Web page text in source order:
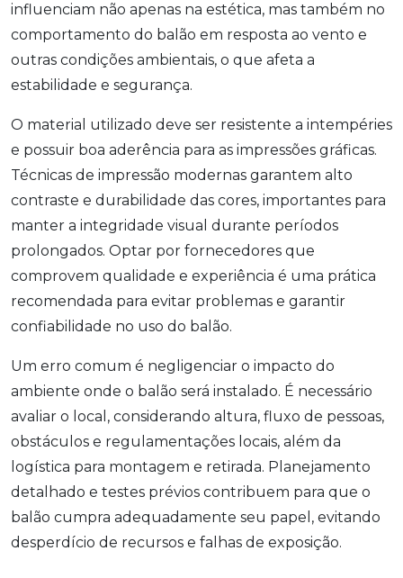
influenciam não apenas na estética, mas também no
comportamento do balão em resposta ao vento e
outras condições ambientais, o que afeta a
estabilidade e segurança.
O material utilizado deve ser resistente a intempéries
e possuir boa aderência para as impressões gráficas.
Técnicas de impressão modernas garantem alto
contraste e durabilidade das cores, importantes para
manter a integridade visual durante períodos
prolongados. Optar por fornecedores que
comprovem qualidade e experiência é uma prática
recomendada para evitar problemas e garantir
confiabilidade no uso do balão.
Um erro comum é negligenciar o impacto do
ambiente onde o balão será instalado. É necessário
avaliar o local, considerando altura, fluxo de pessoas,
obstáculos e regulamentações locais, além da
logística para montagem e retirada. Planejamento
detalhado e testes prévios contribuem para que o
balão cumpra adequadamente seu papel, evitando
desperdício de recursos e falhas de exposição.